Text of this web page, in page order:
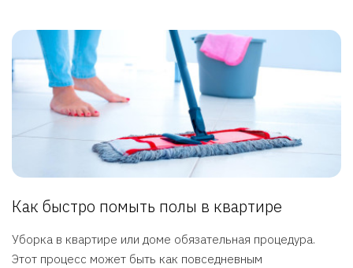
Как быстро помыть полы в квартире
Уборка в квартире или доме обязательная процедура.
Этот процесс может быть как повседневным